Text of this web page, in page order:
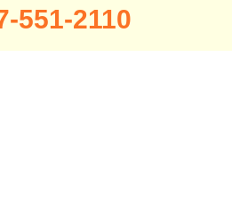
551-2110